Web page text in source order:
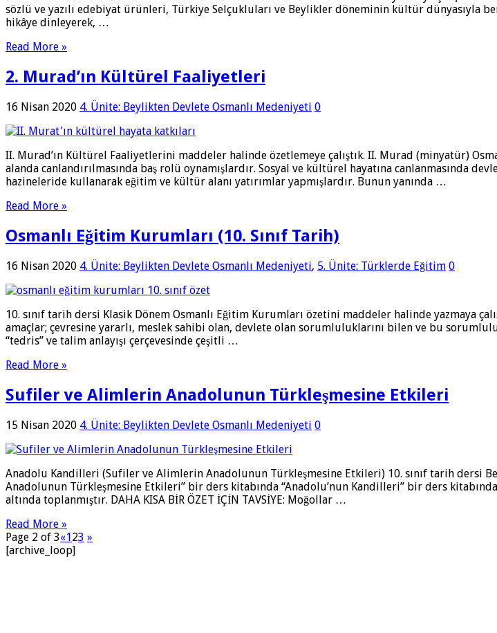
sözlü ve yazılı edebiyat ürünleri, Türkiye Selçukluları ve Beylikler döneminin kültür dünyasıyla
hikâye dinleyerek, …
Read More »
2. Murad’ın Kültürel Faaliyetleri
16 Nisan 2020 4. Ünite: Beylikten Devlete Osmanlı Medeniyeti 0
II. Murad’ın Kültürel Faaliyetlerini maddeler halinde özetlemeye çalıştık. II. Murad (minyatür)
alanda canlandırılmasında baş rolü oynamışlardır. Sosyal ve kültürel hayatına canlanmasında
hazineleride kullanarak eğitim ve kültür alanı yatırımlar yapmışlardır. Bunun yanında …
Read More »
Osmanlı Eğitim Kurumları (10. Sınıf Tarih)
16 Nisan 2020 4. Ünite: Beylikten Devlete Osmanlı Medeniyeti, 5. Ünite: Türklerde Eğitim 0
10. sınıf tarih dersi Klasik Dönem Osmanlı Eğitim Kurumları özetini maddeler halinde yazmaya
amaçlar; çevresine yararlı, meslek sahibi olan, devlete olan sorumluluklarını bilen ve bu
“tedris” ve talim anlayışı çerçevesinde çeşitli …
Read More »
Sufiler ve Alimlerin Anadolunun Türkleşmesine Etkileri
15 Nisan 2020 4. Ünite: Beylikten Devlete Osmanlı Medeniyeti 0
Anadolu Kandilleri (Sufiler ve Alimlerin Anadolunun Türkleşmesine Etkileri) 10. sınıf tarih dersi
Anadolunun Türkleşmesine Etkileri” bir ders kitabında “Anadolu’nun Kandilleri” bir ders
altında toplanmıştır. DAHA KISA BİR ÖZET İÇİN TAVSİYE: Moğollar …
Read More »
Page 2 of 3«123 »
[archive_loop]